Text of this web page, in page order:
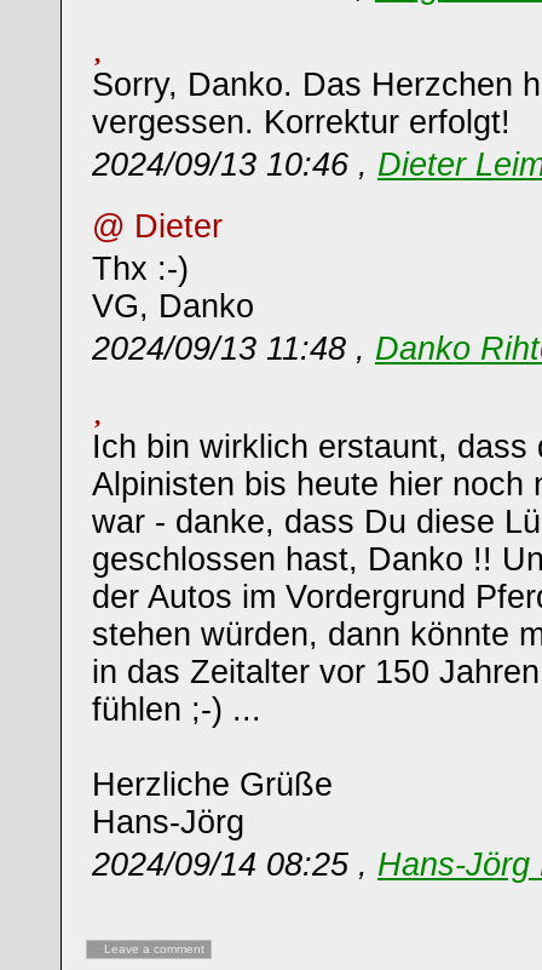
Sorry, Danko. Das Herzchen
vergessen. Korrektur erfolgt!
2024/09/13 10:46 , Dieter
@ Dieter
Thx :-)
VG, Danko
2024/09/13 11:48 , Danko
Ich bin wirklich erstaunt, dass
Alpinisten bis heute hier noch
war - danke, dass Du diese
geschlossen hast, Danko !!
der Autos im Vordergrund
stehen würden, dann könnte
in das Zeitalter vor 150
fühlen ;-) ...
Herzliche Grüße
Hans-Jörg
2024/09/14 08:25 , Hans-Jörg
Leave a comment